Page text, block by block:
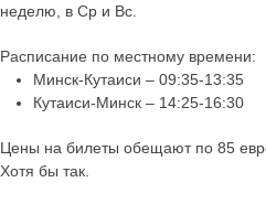
неделю, в Ср и Вс.
Расписание по местному времени:
Минск-Кутаиси – 09:35-13:35
Кутаиси-Минск – 14:25-16:30
Цены на билеты обещают по 85
Хотя бы так.